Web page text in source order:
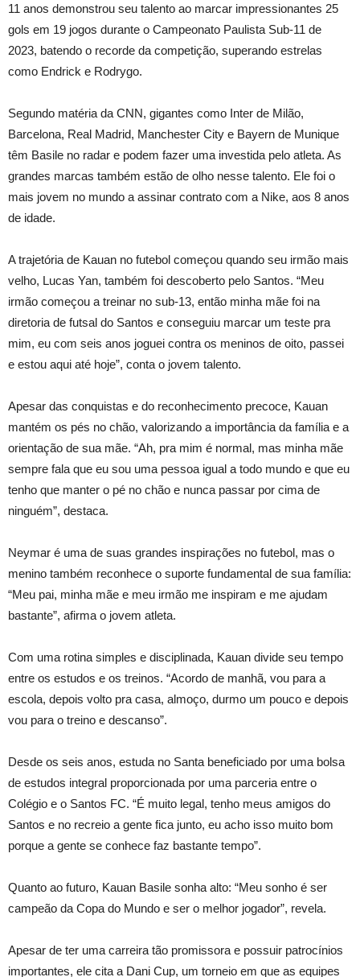
11 anos demonstrou seu talento ao marcar impressionantes 25
gols em 19 jogos durante o Campeonato Paulista Sub-11 de
2023, batendo o recorde da competição, superando estrelas
como Endrick e Rodrygo.
Segundo matéria da CNN, gigantes como Inter de Milão,
Barcelona, Real Madrid, Manchester City e Bayern de Munique
têm Basile no radar e podem fazer uma investida pelo atleta. As
grandes marcas também estão de olho nesse talento. Ele foi o
mais jovem no mundo a assinar contrato com a Nike, aos 8 anos
de idade.
A trajetória de Kauan no futebol começou quando seu irmão mais
velho, Lucas Yan, também foi descoberto pelo Santos. “Meu
irmão começou a treinar no sub-13, então minha mãe foi na
diretoria de futsal do Santos e conseguiu marcar um teste pra
mim, eu com seis anos joguei contra os meninos de oito, passei
e estou aqui até hoje”, conta o jovem talento.
Apesar das conquistas e do reconhecimento precoce, Kauan
mantém os pés no chão, valorizando a importância da família e a
orientação de sua mãe. “Ah, pra mim é normal, mas minha mãe
sempre fala que eu sou uma pessoa igual a todo mundo e que eu
tenho que manter o pé no chão e nunca passar por cima de
ninguém”, destaca.
Neymar é uma de suas grandes inspirações no futebol, mas o
menino também reconhece o suporte fundamental de sua família:
“Meu pai, minha mãe e meu irmão me inspiram e me ajudam
bastante”, afirma o jovem atleta.
Com uma rotina simples e disciplinada, Kauan divide seu tempo
entre os estudos e os treinos. “Acordo de manhã, vou para a
escola, depois volto pra casa, almoço, durmo um pouco e depois
vou para o treino e descanso”.
Desde os seis anos, estuda no Santa beneficiado por uma bolsa
de estudos integral proporcionada por uma parceria entre o
Colégio e o Santos FC. “É muito legal, tenho meus amigos do
Santos e no recreio a gente fica junto, eu acho isso muito bom
porque a gente se conhece faz bastante tempo”.
Quanto ao futuro, Kauan Basile sonha alto: “Meu sonho é ser
campeão da Copa do Mundo e ser o melhor jogador”, revela.
Apesar de ter uma carreira tão promissora e possuir patrocínios
importantes, ele cita a Dani Cup, um torneio em que as equipes